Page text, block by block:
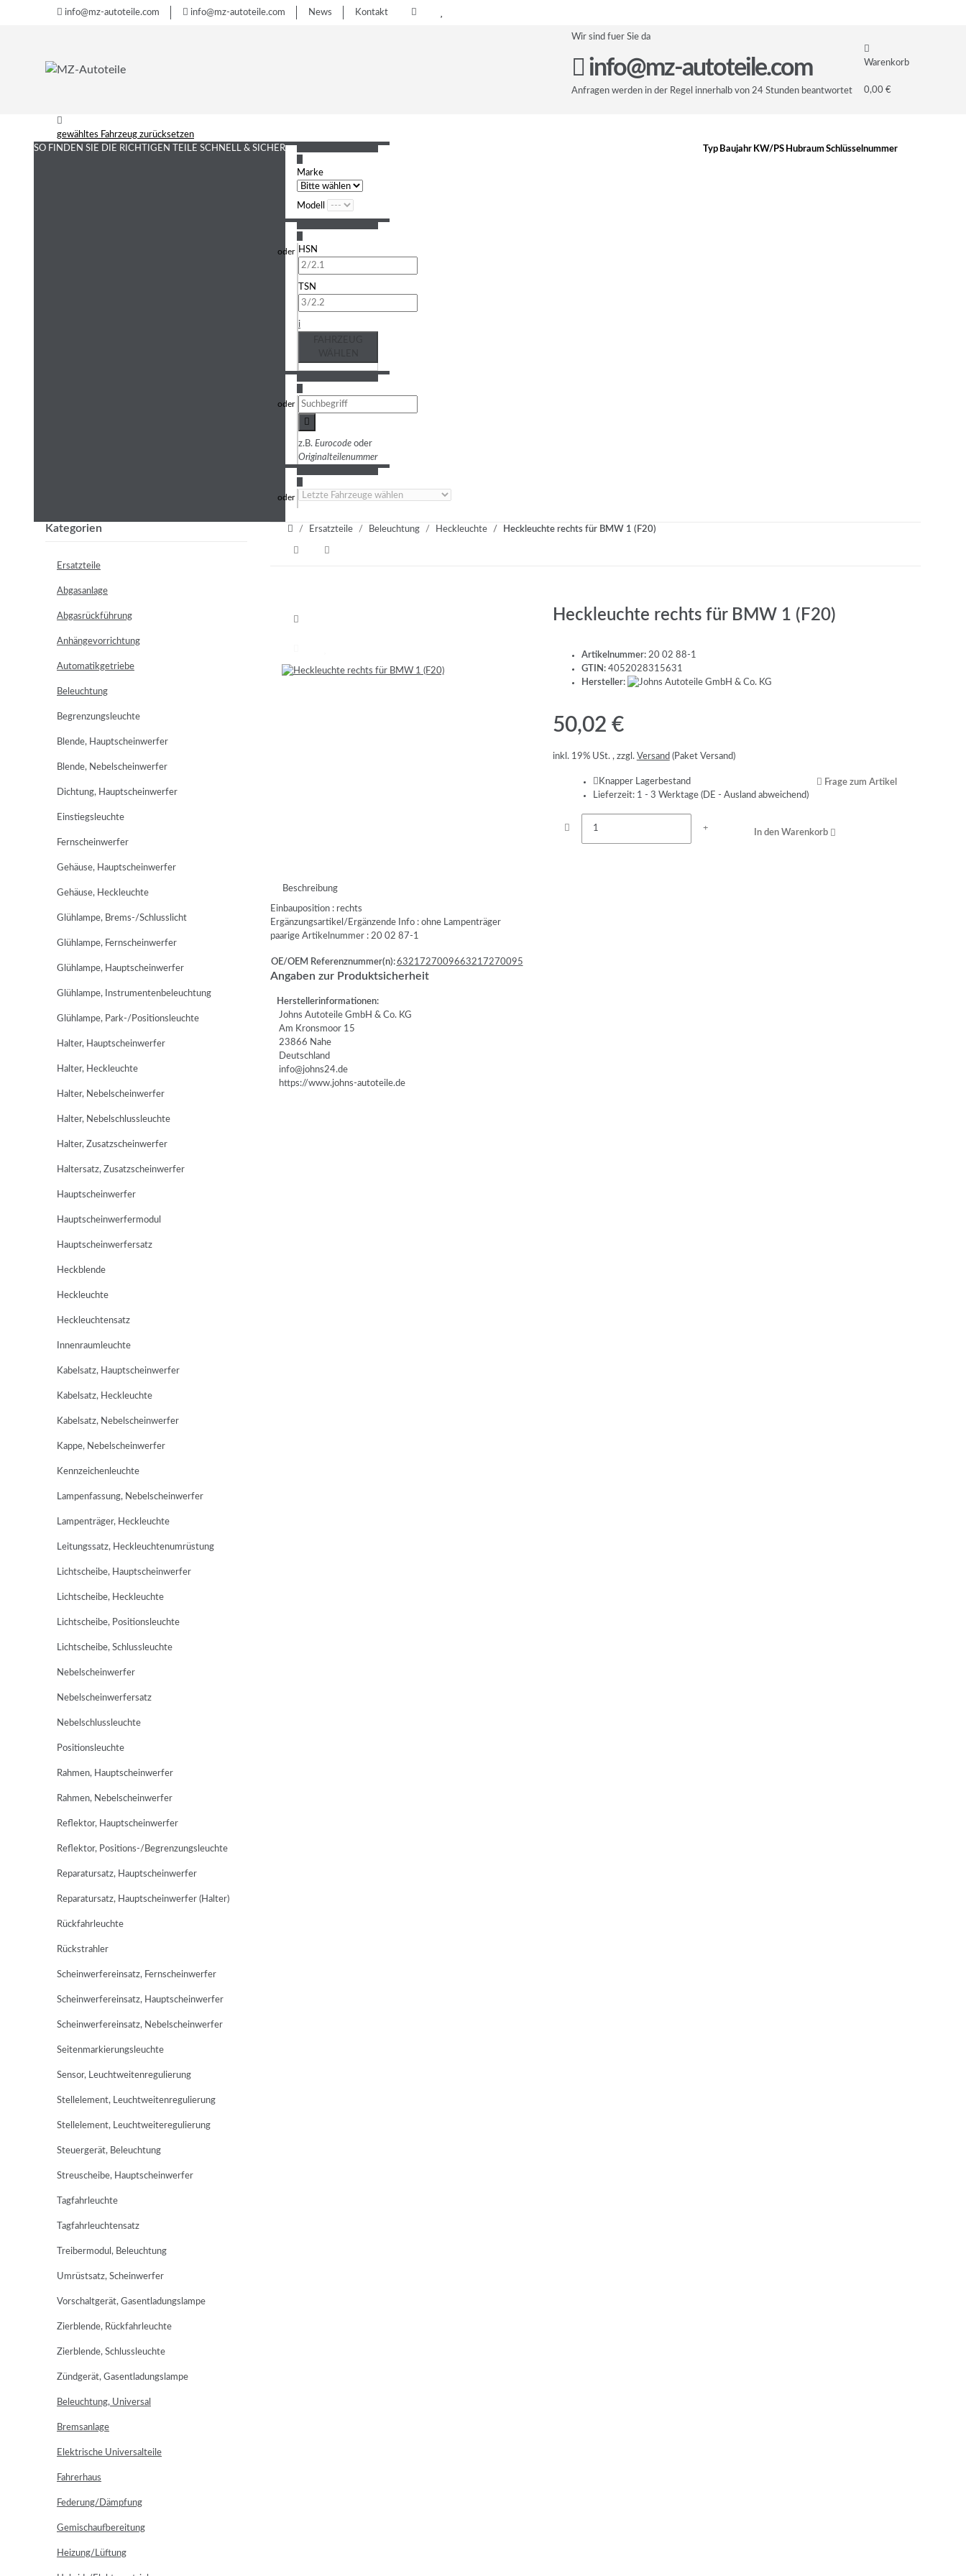
info@mz-autoteile.com info@mz-autoteile.com News Kontakt
Wir sind fuer Sie da
info@mz-autoteile.com
Anfragen werden in der Regel innerhalb von 24 Stunden beantwortet
Warenkorb
0,00 €
gewähltes Fahrzeug zurücksetzen
SO FINDEN SIE DIE RICHTIGEN TEILE SCHNELL & SICHER
Marke
Modell
HSN
TSN
i
z.B. Eurocode oder
Originalteilenummer
Typ Baujahr KW/PS HubraumSchlüsselnummer
Ersatzteile Beleuchtung Heckleuchte Heckleuchte rechts für BMW 1 (F20)
Heckleuchte rechts für BMW 1 (F20)
Artikelnummer: 20 02 88-1
GTIN: 4052028315631
Hersteller:
50,02 €
inkl. 19% USt. , zzgl. Versand (Paket Versand)
Knapper Lagerbestand
Lieferzeit: 1 - 3 Werktage (DE - Ausland abweichend)
Frage zum Artikel
In den Warenkorb
Beschreibung
Einbauposition : rechts
Ergänzungsartikel/Ergänzende Info : ohne Lampenträger
paarige Artikelnummer : 20 02 87-1
OE/OEM Referenznummer(n):6321727009663217270095
Angaben zur Produktsicherheit
Herstellerinformationen:
Johns Autoteile GmbH & Co. KG
Am Kronsmoor 15
23866 Nahe
Deutschland
info@johns24.de
https://www.johns-autoteile.de
Kategorien
Ersatzteile
Abgasanlage
Abgasrückführung
Anhängevorrichtung
Automatikgetriebe
Beleuchtung
Begrenzungsleuchte
Blende, Hauptscheinwerfer
Blende, Nebelscheinwerfer
Dichtung, Hauptscheinwerfer
Einstiegsleuchte
Fernscheinwerfer
Gehäuse, Hauptscheinwerfer
Gehäuse, Heckleuchte
Glühlampe, Brems-/Schlusslicht
Glühlampe, Fernscheinwerfer
Glühlampe, Hauptscheinwerfer
Glühlampe, Instrumentenbeleuchtung
Glühlampe, Park-/Positionsleuchte
Halter, Hauptscheinwerfer
Halter, Heckleuchte
Halter, Nebelscheinwerfer
Halter, Nebelschlussleuchte
Halter, Zusatzscheinwerfer
Haltersatz, Zusatzscheinwerfer
Hauptscheinwerfer
Hauptscheinwerfermodul
Hauptscheinwerfersatz
Heckblende
Heckleuchte
Heckleuchtensatz
Innenraumleuchte
Kabelsatz, Hauptscheinwerfer
Kabelsatz, Heckleuchte
Kabelsatz, Nebelscheinwerfer
Kappe, Nebelscheinwerfer
Kennzeichenleuchte
Lampenfassung, Nebelscheinwerfer
Lampenträger, Heckleuchte
Leitungssatz, Heckleuchtenumrüstung
Lichtscheibe, Hauptscheinwerfer
Lichtscheibe, Heckleuchte
Lichtscheibe, Positionsleuchte
Lichtscheibe, Schlussleuchte
Nebelscheinwerfer
Nebelscheinwerfersatz
Nebelschlussleuchte
Positionsleuchte
Rahmen, Hauptscheinwerfer
Rahmen, Nebelscheinwerfer
Reflektor, Hauptscheinwerfer
Reflektor, Positions-/Begrenzungsleuchte
Reparatursatz, Hauptscheinwerfer
Reparatursatz, Hauptscheinwerfer (Halter)
Rückfahrleuchte
Rückstrahler
Scheinwerfereinsatz, Fernscheinwerfer
Scheinwerfereinsatz, Hauptscheinwerfer
Scheinwerfereinsatz, Nebelscheinwerfer
Seitenmarkierungsleuchte
Sensor, Leuchtweitenregulierung
Stellelement, Leuchtweitenregulierung
Stellelement, Leuchtweiteregulierung
Steuergerät, Beleuchtung
Streuscheibe, Hauptscheinwerfer
Tagfahrleuchte
Tagfahrleuchtensatz
Treibermodul, Beleuchtung
Umrüstsatz, Scheinwerfer
Vorschaltgerät, Gasentladungslampe
Zierblende, Rückfahrleuchte
Zierblende, Schlussleuchte
Zündgerät, Gasentladungslampe
Beleuchtung, Universal
Bremsanlage
Elektrische Universalteile
Fahrerhaus
Federung/Dämpfung
Gemischaufbereitung
Heizung/Lüftung